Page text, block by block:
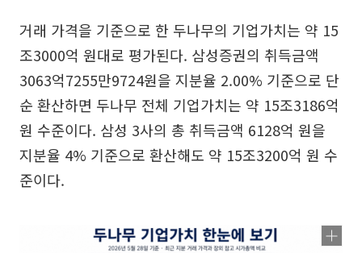
거래 가격을 기준으로 한 두나무의 기업가치는 약 15
조3000억 원대로 평가된다. 삼성증권의 취득금액
3063억7255만9724원을 지분율 2.00% 기준으로 단
순 환산하면 두나무 전체 기업가치는 약 15조3186억
원 수준이다. 삼성 3사의 총 취득금액 6128억 원을
지분율 4% 기준으로 환산해도 약 15조3200억 원 수
준이다.